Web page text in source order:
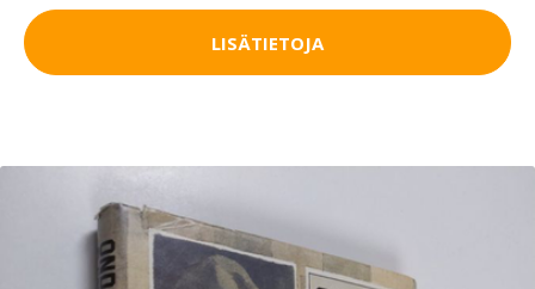
LISÄTIETOJA